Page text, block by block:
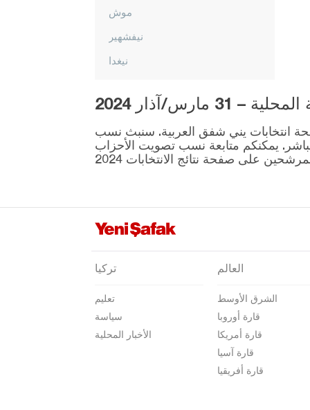
موش
نيفشهير
نيغدا
عثمانية
ريزا
صقاريا
شانلي أورفا
سيرت
سينوب
شرناق
سيفاس
مارس/آذار 2024
المقرر إجراؤها في 31 مارس موجودة على صفحة انتخابات يني شفق العربية. سنبث نسب
ونتائج الانتخابات بشكل مباشر. يمكنكم متابعة نسب تصويت الأحزاب
تركيا
تعليم
سياسة
الأخبار المحلية
العالم
الشرق الأوسط
قارة أوروبا
قارة أمريكا
قارة آسيا
قارة أفريقيا